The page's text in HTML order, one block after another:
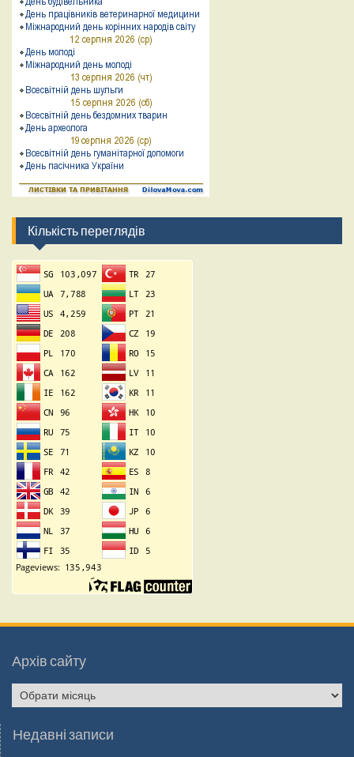
Кількість переглядів
Архів сайту
Недавні записи